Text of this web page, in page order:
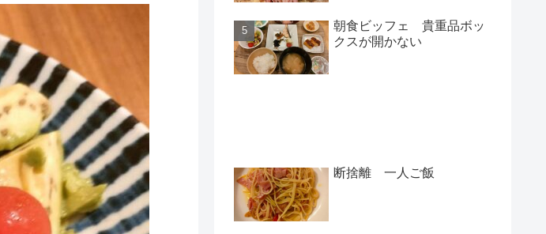
朝食ビッフェ 貴重品ボッ
クスが開かない
断捨離 一人ご飯